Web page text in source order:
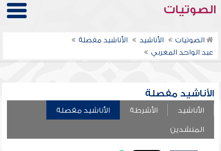
الصوتيات
الصوتيات الأناشيد
الأناشيد مفصلة
عبد الواحد المغربي
الأناشيد مفصلة
الأناشيد الأشرطة الأناشيد مفصلة
المنشدين